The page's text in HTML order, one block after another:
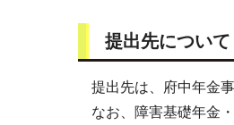
提出先について
提出先は、府中年金
なお、障害基礎年金